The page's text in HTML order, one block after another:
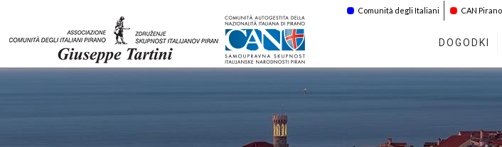
Comunità degli Italiani CAN Pirano
DOGODKI